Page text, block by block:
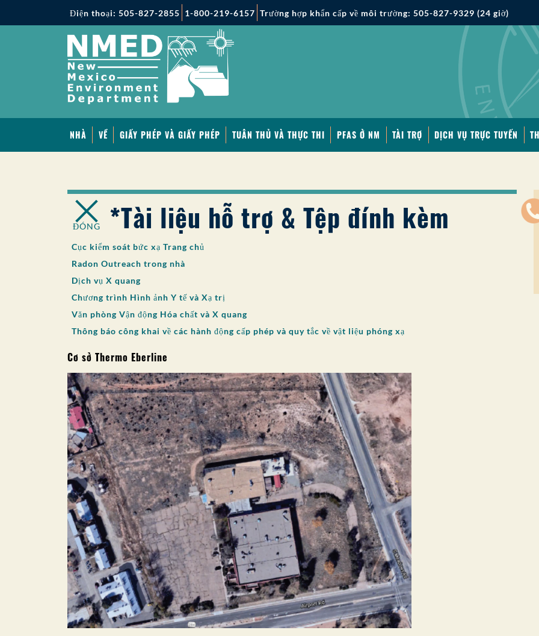
Điện thoại: 505-827-2855 1-800-219-6157 Trường hợp khẩn cấp về môi trường: 505-827-9329 (24 giờ)
NHÀ VỀ GIẤY PHÉP VÀ GIẤY PHÉP TUÂN THỦ VÀ THỰC THI PFAS Ở NM TÀI TRỢ DỊCH VỤ TRỰC TUYẾN
ĐÓNG *Tài liệu hỗ trợ & Tệp đính kèm
Cục kiểm soát bức xạ Trang chủ
Radon Outreach trong nhà
Dịch vụ X quang
Chương trình Hình ảnh Y tế và Xạ trị
Văn phòng Vận động Hóa chất và X quang
Thông báo công khai về các hành động cấp phép và quy tắc về vật liệu phóng xạ
Cơ sở Thermo Eberline